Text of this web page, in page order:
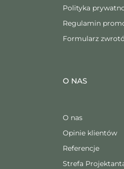
Polityka
Regulamin
Formularz
O NAS
O nas
Opinie klientów
Referencje
Strefa